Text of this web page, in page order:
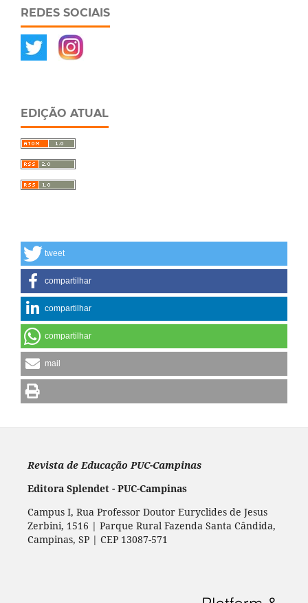
REDES SOCIAIS
EDIÇÃO ATUAL
tweet
compartilhar
compartilhar
compartilhar
mail
Revista de Educação PUC-Campinas
Editora Splendet - PUC-Campinas
Campus I, Rua Professor Doutor Euryclides de Jesus
Zerbini, 1516 | Parque Rural Fazenda Santa Cândida,
Campinas, SP | CEP 13087-571